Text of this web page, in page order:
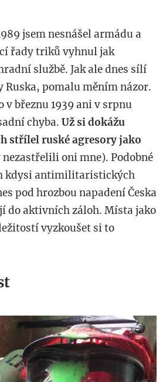
jsem nesnášel armádu a
řady triků vyhnul jak
službě. Jak ale dnes sílí
Ruska, pomalu měním názor.
v březnu 1939 ani v srpnu
chyba. Už si dokážu
střílel ruské agresory jako
nezastřelili oni mne). Podobné
kdysi antimilitaristických
pod hrozbou napadení Česka
do aktivních záloh. Místa jako
vyzkoušet si to